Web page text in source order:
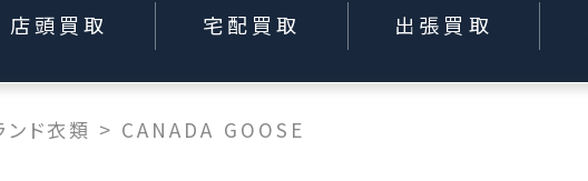
店頭買取 宅配買取 出張買取
ンド衣類 > CANADA GOOSE